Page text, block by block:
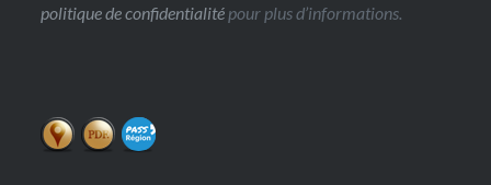
politique de confidentialité pour plus d’informations.